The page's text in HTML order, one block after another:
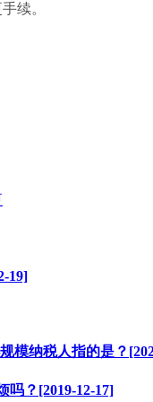
续。
19]
模纳税人指的是？
吗？[2019-12-17]